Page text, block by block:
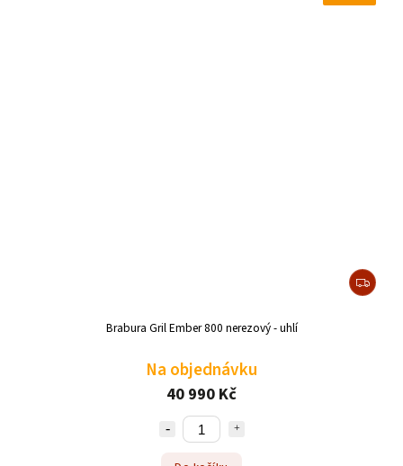
Brabura Gril Ember 800 nerezový - uhlí
Na objednávku
40 990 Kč